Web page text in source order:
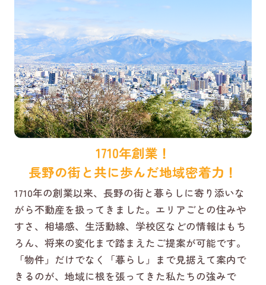
1710年創業！
長野の街と共に歩んだ地域密着力！
1710年の創業以来、長野の街と暮らしに寄り添いな
がら不動産を扱ってきました。エリアごとの住みや
すさ、相場感、生活動線、学校区などの情報はもち
ろん、将来の変化まで踏まえたご提案が可能です。
「物件」だけでなく「暮らし」まで見据えて案内で
きるのが、地域に根を張ってきた私たちの強みで